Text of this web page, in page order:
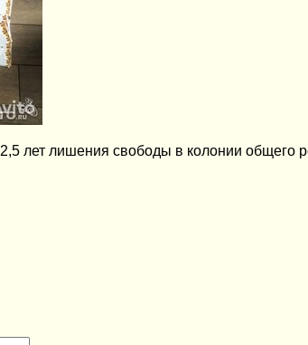
2,5 лет лишения свободы в колонии